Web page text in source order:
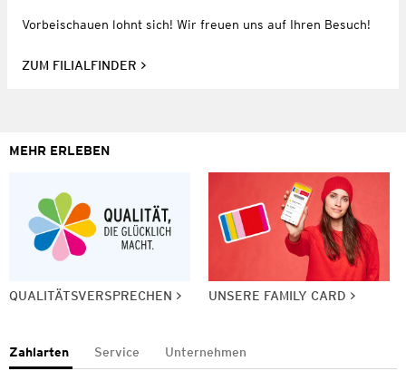
Vorbeischauen lohnt sich! Wir freuen uns auf Ihren Besuch!
ZUM FILIALFINDER
MEHR ERLEBEN
QUALITÄTSVERSPRECHEN UNSERE FAMILY CARD
Zahlarten Service Unternehmen